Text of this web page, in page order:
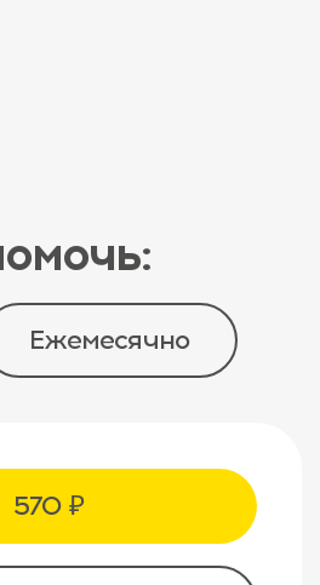
Ежемесячно
570 ₽